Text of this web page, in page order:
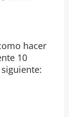
hacer
10